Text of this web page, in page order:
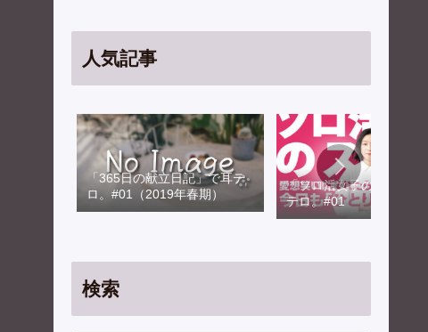
人気記事
「365日の献立日記」で耳テ
ロ。#01（2019年春期）
「ソロ活女子のススメ」
テロ。#01
検索